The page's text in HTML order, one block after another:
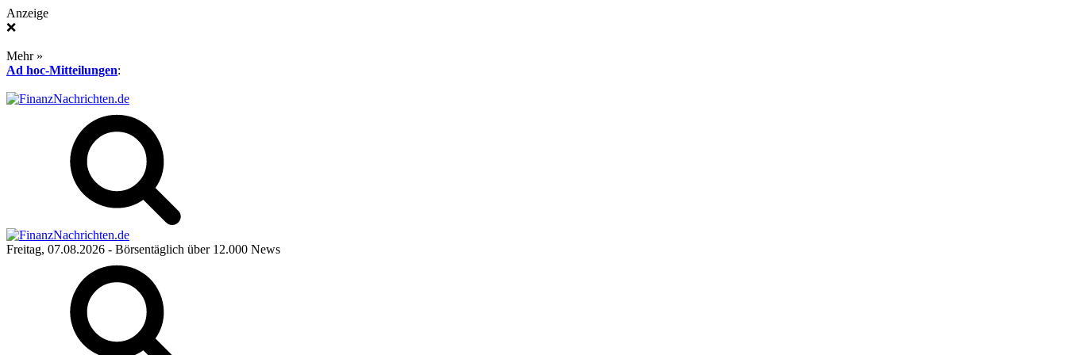
Anzeige
❌
Mehr »
Ad hoc-Mitteilungen:
Freitag, 07.08.2026 - Börsentäglich über 12.000 News